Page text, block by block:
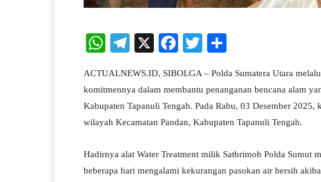
W
ts
A
pp
Te
gr
a
m
X
Fa
bo
ok
T
tte
r
re
ACTUALNEWS.ID, SIBOLGA – Polda Sumatera Utara
komitmennya dalam membantu penanganan bencana alam
Kabupaten Tapanuli Tengah. Pada Rabu, 03 Desember
wilayah Kecamatan Pandan, Kabupaten Tapanuli Tengah.
Hadirnya alat Water Treatment milik Satbrimob Polda Sumut
beberapa hari mengalami kekurangan pasokan air bersih